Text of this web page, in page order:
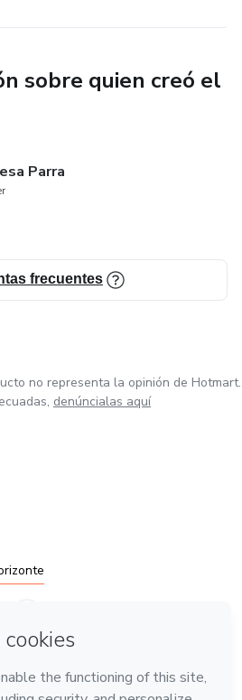
lectura, es una experiencia
más equilibrada.
sobre quien creó el
Parra
frecuentes
no representa la opinión de Hotmart.
denúncialas aquí